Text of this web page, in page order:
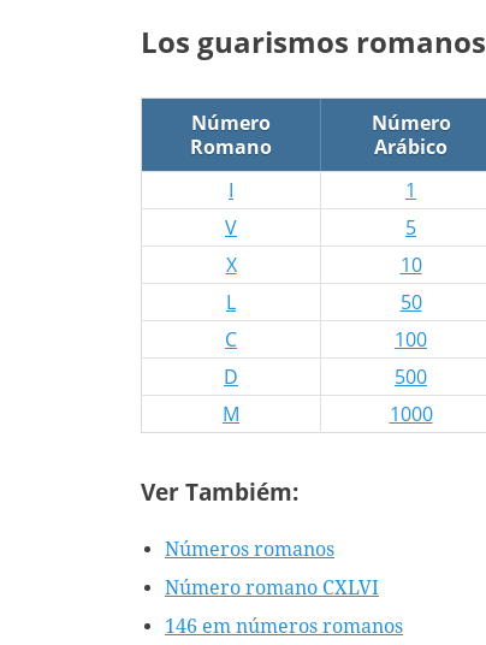
Los guarismos romanos
Número
Romano
Número
Arábico
I
1
V
5
X
10
L
50
C
100
D
500
M
1000
Ver Tambiém:
Números romanos
Número romano CXLVI
146 em números romanos